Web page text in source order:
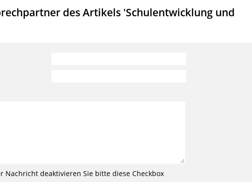
des Artikels 'Schulentwicklung und
Nachricht deaktivieren Sie bitte diese Checkbox